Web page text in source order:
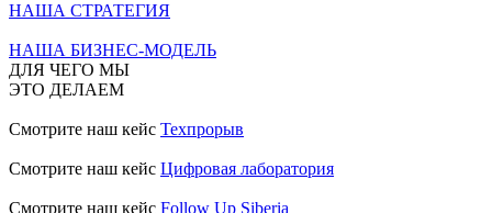
НАША СТРАТЕГИЯ
НАША БИЗНЕС-МОДЕЛЬ
ДЛЯ ЧЕГО МЫ
ЭТО ДЕЛАЕМ
Смотрите наш кейс Техпрорыв
Смотрите наш кейс Цифровая лаборатория
Смотрите наш кейс Follow Up Siberia